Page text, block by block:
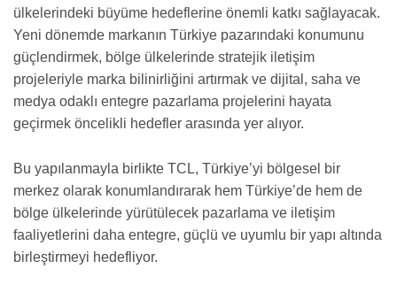
ülkelerindeki büyüme hedeflerine önemli katkı sağlayacak.
Yeni dönemde markanın Türkiye pazarındaki konumunu
güçlendirmek, bölge ülkelerinde stratejik iletişim
projeleriyle marka bilinirliğini artırmak ve dijital, saha ve
medya odaklı entegre pazarlama projelerini hayata
geçirmek öncelikli hedefler arasında yer alıyor.
Bu yapılanmayla birlikte TCL, Türkiye’yi bölgesel bir
merkez olarak konumlandırarak hem Türkiye’de hem de
bölge ülkelerinde yürütülecek pazarlama ve iletişim
faaliyetlerini daha entegre, güçlü ve uyumlu bir yapı altında
birleştirmeyi hedefliyor.